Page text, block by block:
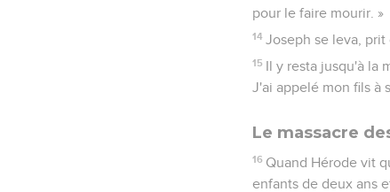
pour le faire mourir. »
14 Joseph se leva,
15 Il y resta jusqu'à la
J'ai appelé mon fils à
Le massacre
16 Quand Hérode vit
enfants de deux ans